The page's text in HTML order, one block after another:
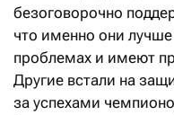
безоговорочно
что именно они
проблемах и имеют
Другие встали на
за успехами